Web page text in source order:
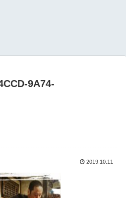
9A74-
2019.10.11